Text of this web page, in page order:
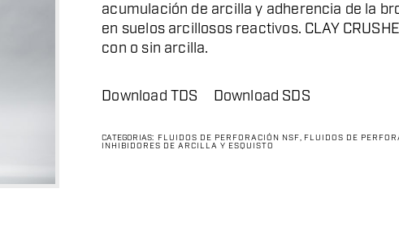
acumulación de arcilla y adherencia de la
en suelos arcillosos reactivos. CLAY
con o sin arcilla.
Download TDS Download SDS
CATEGORÍAS: FLUIDOS DE PERFORACIÓN NSF, FLUIDOS DE
INHIBIDORES DE ARCILLA Y ESQUISTO